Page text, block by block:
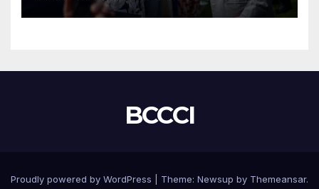
BCCCI
Proudly powered by WordPress Theme: Newsup by Themeansar.